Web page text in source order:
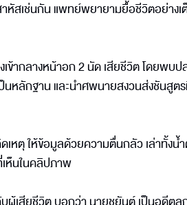
หัสเช่นกัน แพทย์พยายามยื้อชีวิตอย่าง
ากลางหน้าอก 2 นัด เสียชีวิต โดยพบ
นหลักฐาน และนำศพนายสงวนส่งชันสูต
หตุ ให้ข้อมูลด้วยความตื่นกลัว เล่าทั้งน้
ห็นในคลิปภาพ